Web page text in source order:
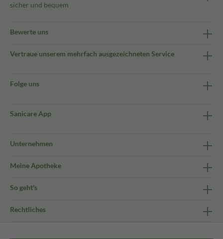
sicher und bequem
Bewerte uns
Vertraue unserem mehrfach ausgezeichneten Service
Folge uns
Sanicare App
Unternehmen
Meine Apotheke
So geht's
Rechtliches